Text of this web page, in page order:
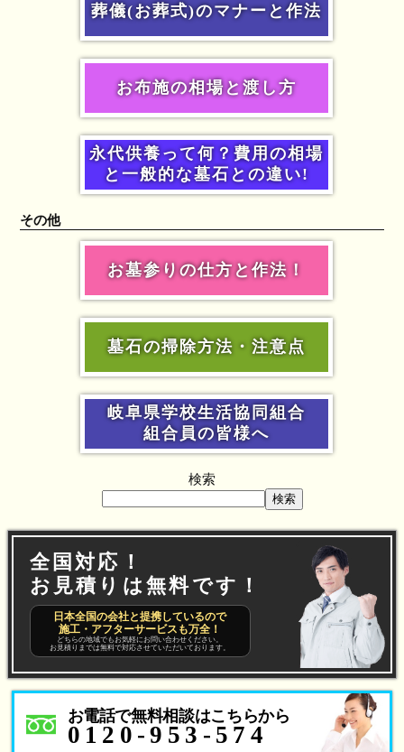
葬儀(お葬式)のマナーと作法
お布施の相場と渡し方
永代供養って何？費用の相場
と一般的な墓石との違い!
その他
お墓参りの仕方と作法！
墓石の掃除方法・注意点
岐阜県学校生活協同組合
組合員の皆様へ
検索
検索
全国対応！
お見積りは無料です！
日本全国の会社と提携しているので
施工・アフターサービスも万全！
どちらの地域でもお気軽にお問い合わせください。
お見積りまでは無料で対応させていただいております。
お電話で無料相談はこちらから
0120-953-574